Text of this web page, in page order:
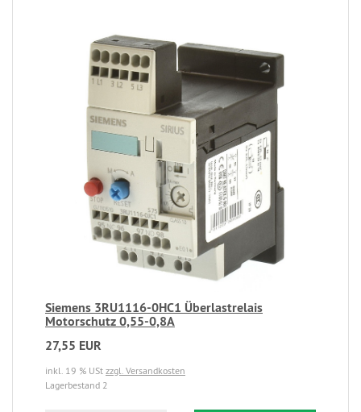
Siemens 3RU1116-0HC1 Überlastrelais
Motorschutz 0,55-0,8A
27,55 EUR
inkl. 19 % USt zzgl. Versandkosten
Lagerbestand 2